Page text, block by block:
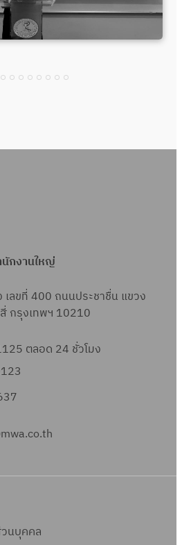
กงานใหญ่
เลขที่ 400 ถนนประชาชื่น แขวง
กรุงเทพฯ 10210
ตลอด 24 ชั่วโมง
นบุคคล